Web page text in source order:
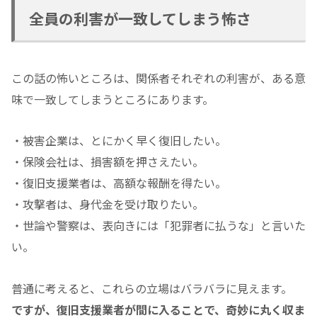
全員の利害が一致してしまう怖さ
この話の怖いところは、関係者それぞれの利害が、ある意
味で一致してしまうところにあります。
・被害企業は、とにかく早く復旧したい。
・保険会社は、損害額を押さえたい。
・復旧支援業者は、高額な報酬を得たい。
・攻撃者は、身代金を受け取りたい。
・世論や警察は、表向きには「犯罪者に払うな」と言いた
い。
普通に考えると、これらの立場はバラバラに見えます。
ですが、復旧支援業者が間に入ることで、奇妙に丸く収ま